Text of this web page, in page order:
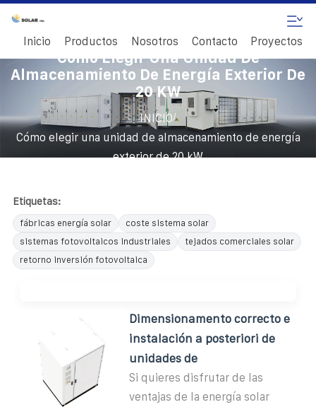
Inicio Productos Nosotros Contacto Proyectos
Cómo Elegir Una Unidad De
Almacenamiento De Energía Exterior De
20 KW
INICIO/
Cómo elegir una unidad de almacenamiento de energía
exterior de 20 kW
Etiquetas:
fábricas energía solar
coste sistema solar
sistemas fotovoltaicos industriales
tejados comerciales solar
retorno inversión fotovoltaica
Dimensionamento correcto e
instalación a posteriori de
unidades de
Si quieres disfrutar de las
ventajas de la energía solar